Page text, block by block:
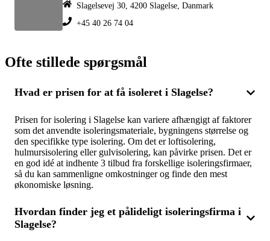
Slagelsevej 30, 4200 Slagelse, Danmark
+45 40 26 74 04
Ofte stillede spørgsmål
Hvad er prisen for at få isoleret i Slagelse?
Prisen for isolering i Slagelse kan variere afhængigt af faktorer
som det anvendte isoleringsmateriale, bygningens størrelse og
den specifikke type isolering. Om det er loftisolering,
hulmursisolering eller gulvisolering, kan påvirke prisen. Det er
en god idé at indhente 3 tilbud fra forskellige isoleringsfirmaer,
så du kan sammenligne omkostninger og finde den mest
økonomiske løsning.
Hvordan finder jeg et pålideligt isoleringsfirma i
Slagelse?